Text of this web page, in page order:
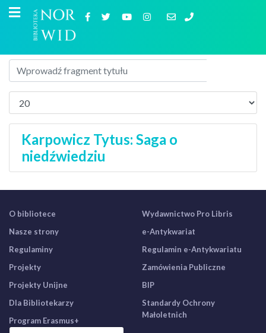
Karpowicz Tytus: Saga o
niedźwiedziu
O bibliotece
Nasze strony
Regulaminy
Projekty
Projekty Unijne
Dla Bibliotekarzy
Program Erasmus+
Wydawnictwo Pro Libris
e-Antykwariat
Regulamin e-Antykwariatu
Zamówienia Publiczne
BIP
Standardy Ochrony
Małoletnich